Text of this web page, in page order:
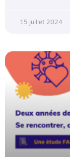
15 juillet 2024